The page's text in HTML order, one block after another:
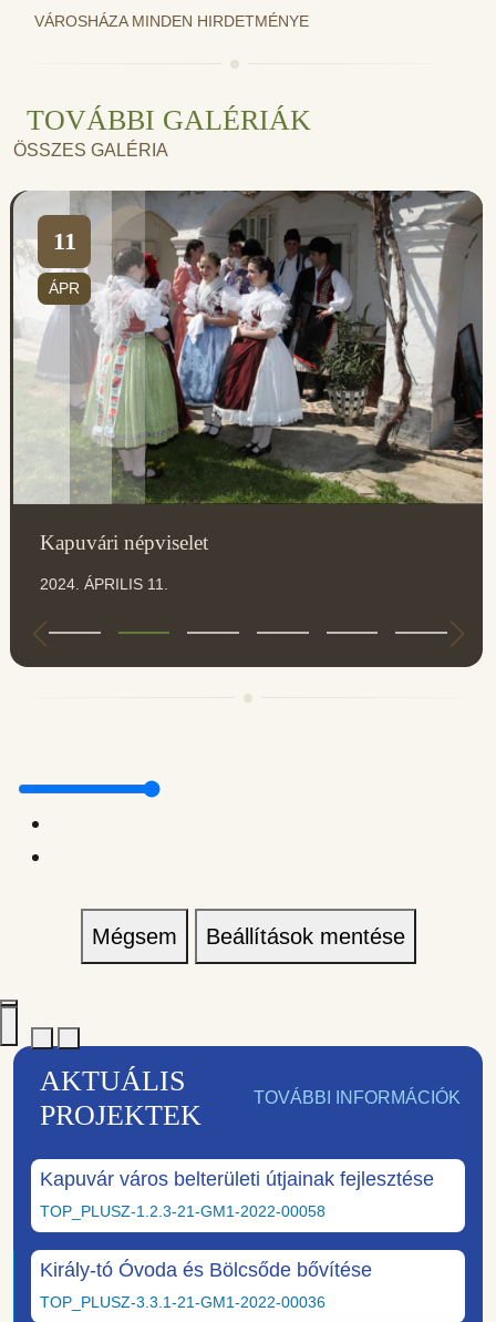
VÁROSHÁZA MINDEN HIRDETMÉNYE
TOVÁBBI GALÉRIÁK
ÖSSZES GALÉRIA
11
ÁPR
Kapuvári népviselet
2024. ÁPRILIS 11.
Mégsem Beállítások mentése
AKTUÁLIS
PROJEKTEK
TOVÁBBI INFORMÁCIÓK
Kapuvár város belterületi útjainak fejlesztése
TOP_PLUSZ-1.2.3-21-GM1-2022-00058
Király-tó Óvoda és Bölcsőde bővítése
TOP_PLUSZ-3.3.1-21-GM1-2022-00036